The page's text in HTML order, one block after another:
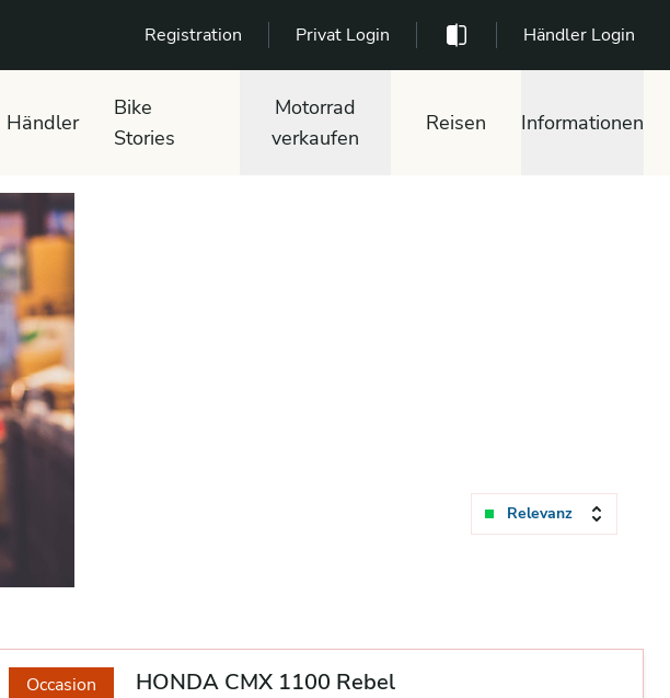
Registration Privat Login Händler Login
Händler
Bike
Stories
Motorrad
verkaufen
Reisen Informationen
Relevanz
Occasion HONDA CMX 1100 Rebel